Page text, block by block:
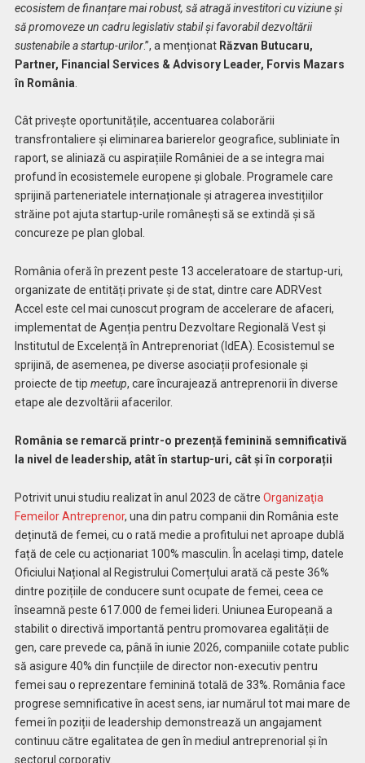
ecosistem de finanțare mai robust, să atragă investitori cu viziune și
să promoveze un cadru legislativ stabil și favorabil dezvoltării
sustenabile a startup-urilor.”, a menționat Răzvan Butucaru,
Partner, Financial Services & Advisory Leader, Forvis Mazars
în România
Cât privește oportunitățile, accentuarea colaborării
transfrontaliere și eliminarea barierelor geografice, subliniate în
raport, se aliniază cu aspirațiile României de a se integra mai
profund în ecosistemele europene și globale. Programele care
sprijină parteneriatele internaționale și atragerea investițiilor
străine pot ajuta startup-urile românești să se extindă și să
concureze pe plan global.
România oferă în prezent peste 13 acceleratoare de startup-uri,
organizate de entități private și de stat, dintre care ADRVest
Accel este cel mai cunoscut program de accelerare de afaceri,
implementat de Agenția pentru Dezvoltare Regională Vest și
Institutul de Excelență în Antreprenoriat (IdEA). Ecosistemul se
sprijină, de asemenea, pe diverse asociații profesionale și
proiecte de tip meetup, care încurajează antreprenorii în diverse
etape ale dezvoltării afacerilor.
România se remarcă printr-o prezență feminină semnificativă
la nivel de leadership, atât în startup-uri, cât și în corporații
Potrivit unui studiu realizat în anul 2023 de către Organizaţia
Femeilor Antreprenor, una din patru companii din România este
deținută de femei, cu o rată medie a profitului net aproape dublă
față de cele cu acționariat 100% masculin. În același timp, datele
Oficiului Național al Registrului Comerțului arată că peste 36%
dintre pozițiile de conducere sunt ocupate de femei, ceea ce
înseamnă peste 617.000 de femei lideri. Uniunea Europeană a
stabilit o directivă importantă pentru promovarea egalității de
gen, care prevede ca, până în iunie 2026, companiile cotate public
să asigure 40% din funcțiile de director non-executiv pentru
femei sau o reprezentare feminină totală de 33%. România face
progrese semnificative în acest sens, iar numărul tot mai mare de
femei în poziții de leadership demonstrează un angajament
continuu către egalitatea de gen în mediul antreprenorial și în
sectorul corporativ.